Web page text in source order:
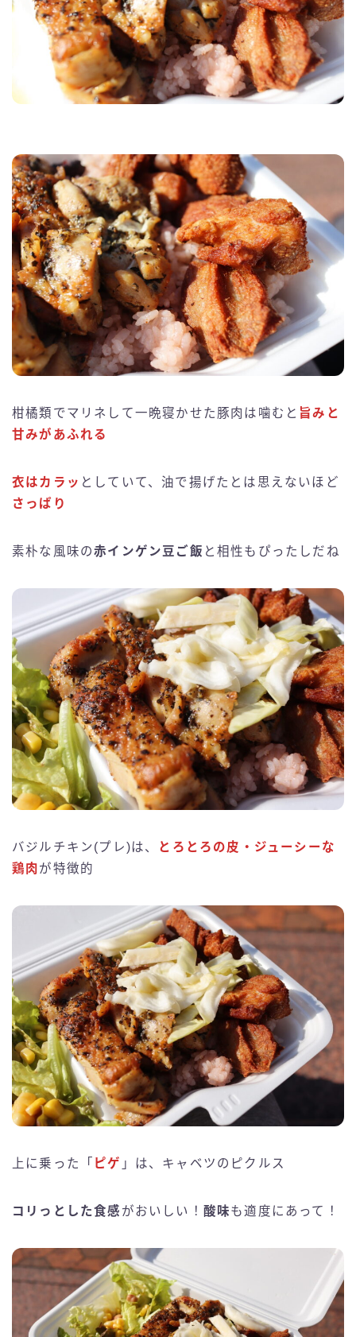
柑橘類でマリネして一晩寝かせた豚肉は噛むと 旨みと
甘みがあふれる
衣はカラッ としていて、油で揚げたとは思えないほど
さっぱり
素朴な風味の赤インゲン豆ご飯 と相性もぴったしだね
バジルチキン(プレ)は、 とろとろの皮・ジューシーな
鶏肉 が特徴的
上に乗った「 ピゲ 」は、キャベツのピクルス
コリっとした食感 がおいしい！ 酸味も適度にあって！